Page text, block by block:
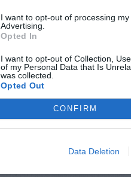
I want to opt-out of processing
Advertising.
Opted In
I want to opt-out of Collection,
of my Personal Data that Is
was collected.
Opted Out
CONFIRM
Data Deletion